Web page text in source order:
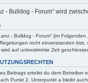
- Bulldog - Forum“ wird
- Bulldog - Forum“ (im
nicht einverstanden
auf unbestimmte Zeit
Beitrags erteilst du dem Betreiber
Punkt 2, Unterpunkt a bleibt